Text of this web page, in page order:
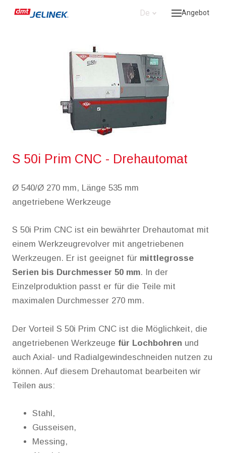
Angebot
De
S 50i Prim CNC - Drehautomat
Ø 540/Ø 270 mm, Länge 535 mm
angetriebene Werkzeuge
S 50i Prim CNC ist ein bewährter Drehautomat mit
einem Werkzeugrevolver mit angetriebenen
Werkzeugen. Er ist geeignet für mittlegrosse
Serien bis Durchmesser 50 mm. In der
Einzelproduktion passt er für die Teile mit
maximalen Durchmesser 270 mm.
Der Vorteil S 50i Prim CNC ist die Möglichkeit, die
angetriebenen Werkzeuge für Lochbohren und
auch Axial- und Radialgewindeschneiden nutzen zu
können. Auf diesem Drehautomat bearbeiten wir
Teilen aus:
Stahl,
Gusseisen,
Messing,